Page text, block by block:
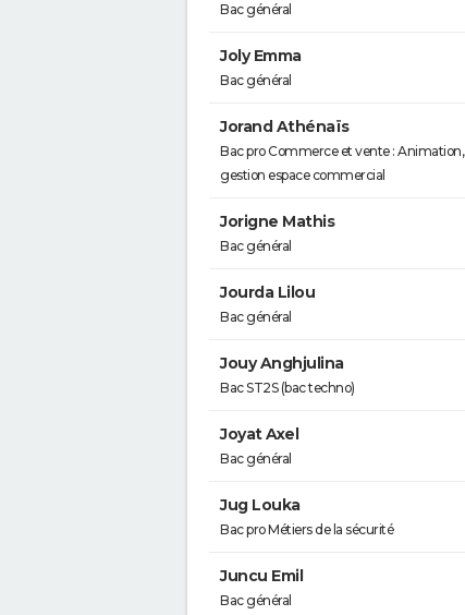
Bac général
Joly Emma
Bac général
Jorand Athénaïs
Bac pro Commerce et vente : Animation,
gestion espace commercial
Jorigne Mathis
Bac général
Jourda Lilou
Bac général
Jouy Anghjulina
Bac ST2S (bac techno)
Joyat Axel
Bac général
Jug Louka
Bac pro Métiers de la sécurité
Juncu Emil
Bac général